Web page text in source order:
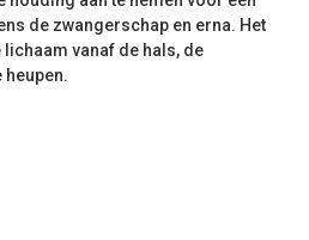
de zwangerschap en erna. Het
vanaf de hals, de